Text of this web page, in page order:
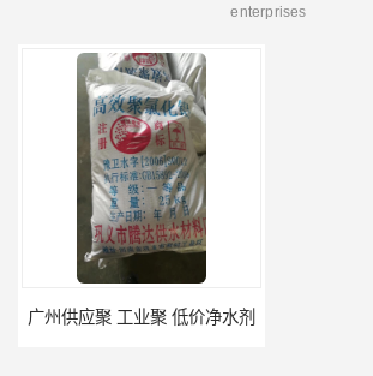
enterprises
应聚 工业聚 低价净水剂